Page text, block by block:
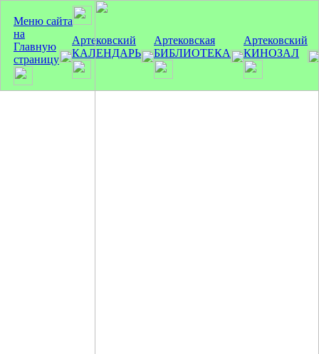
Меню сайта
на
Главную
страницу
Артековский
КАЛЕНДАРЬ
Артековская
БИБЛИОТЕКА
Артековский
КИНОЗАЛ